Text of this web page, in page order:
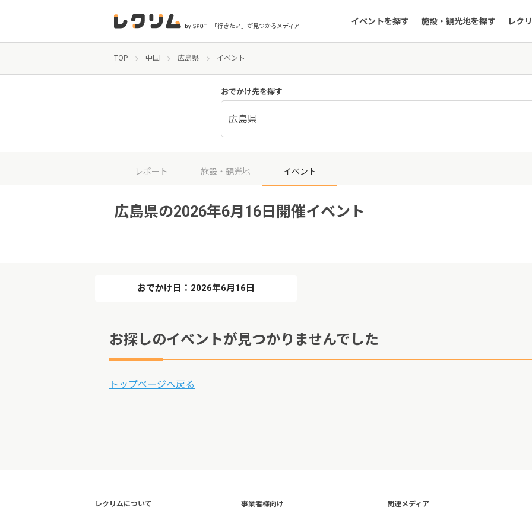
「行きたい」が見つかるメディア イベントを探す 施設・観光地を探す レク
TOP 中国 広島県 イベント
おでかけ先を探す
広島県
レポート 施設・観光地 イベント
広島県の2026年6月16日開催イベント
おでかけ日：2026年6月16日
お探しのイベントが見つかりませんでした
トップページへ戻る
レクリムについて 事業者様向け 関連メディア